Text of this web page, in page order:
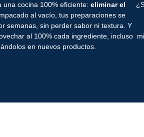
una cocina 100% eficiente: eliminar el
al vacío, tus preparaciones se
semanas, sin perder sabor ni textura. Y
al 100% cada ingrediente, incluso
en nuevos productos.